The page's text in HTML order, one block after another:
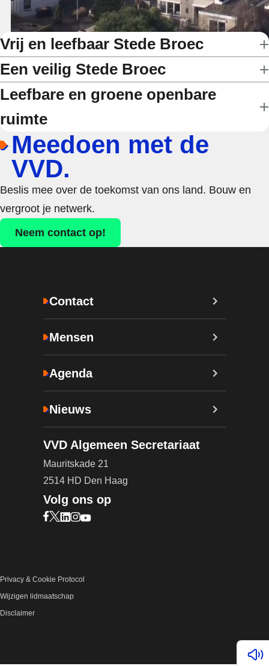
Vrij en leefbaar Stede Broec
Een veilig Stede Broec
Leefbare en groene openbare
ruimte
Meedoen met de
VVD.
Beslis mee over de toekomst van ons land. Bouw en
vergroot je netwerk.
Neem contact op!
Contact
Mensen
Agenda
Nieuws
VVD Algemeen Secretariaat
Mauritskade 21
2514 HD Den Haag
Volg ons op
Bezoek onze Facebook pagina (opent in nieuw
Bezoek onze X pagina (opent in nieuw tabblad)
Bezoek onze LinkedIn pagina (opent in nieuw
Bezoek onze Instagram pagina (opent in
Bezoek onze YouTube pagina (opent in
Privacy & Cookie Protocol
Wijzigen lidmaatschap
Disclaimer